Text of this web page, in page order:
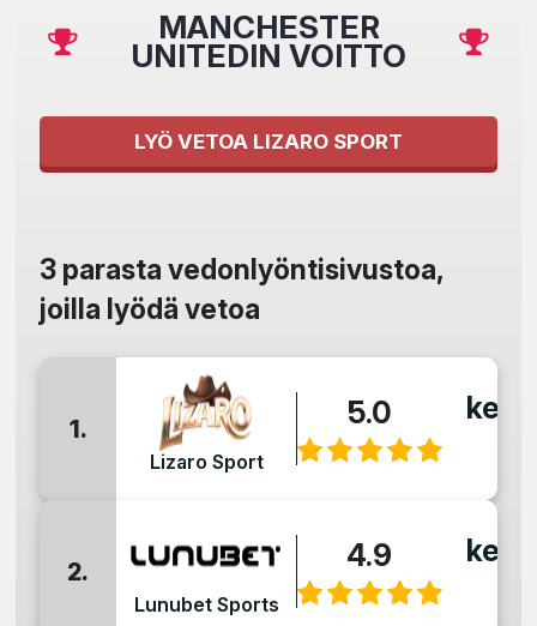
MANCHESTER
UNITEDIN VOITTO
LYÖ VETOA LIZARO SPORT
3 parasta vedonlyöntisivustoa,
joilla lyödä vetoa
1.
Lizaro Sport
5.0
2.
Lunubet Sports
4.9